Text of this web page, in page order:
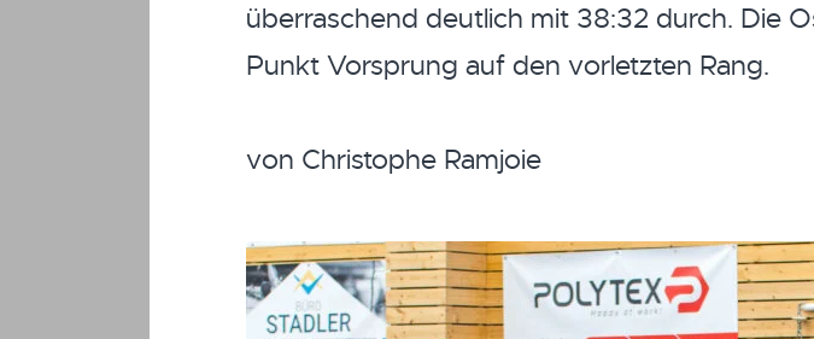
überraschend deutlich mit 38:32 durch. Die
Punkt Vorsprung auf den vorletzten Rang.
von Christophe Ramjoie